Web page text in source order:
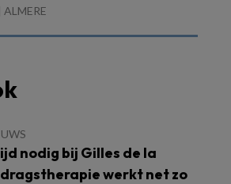
nodig bij Gilles de la
werkt net zo